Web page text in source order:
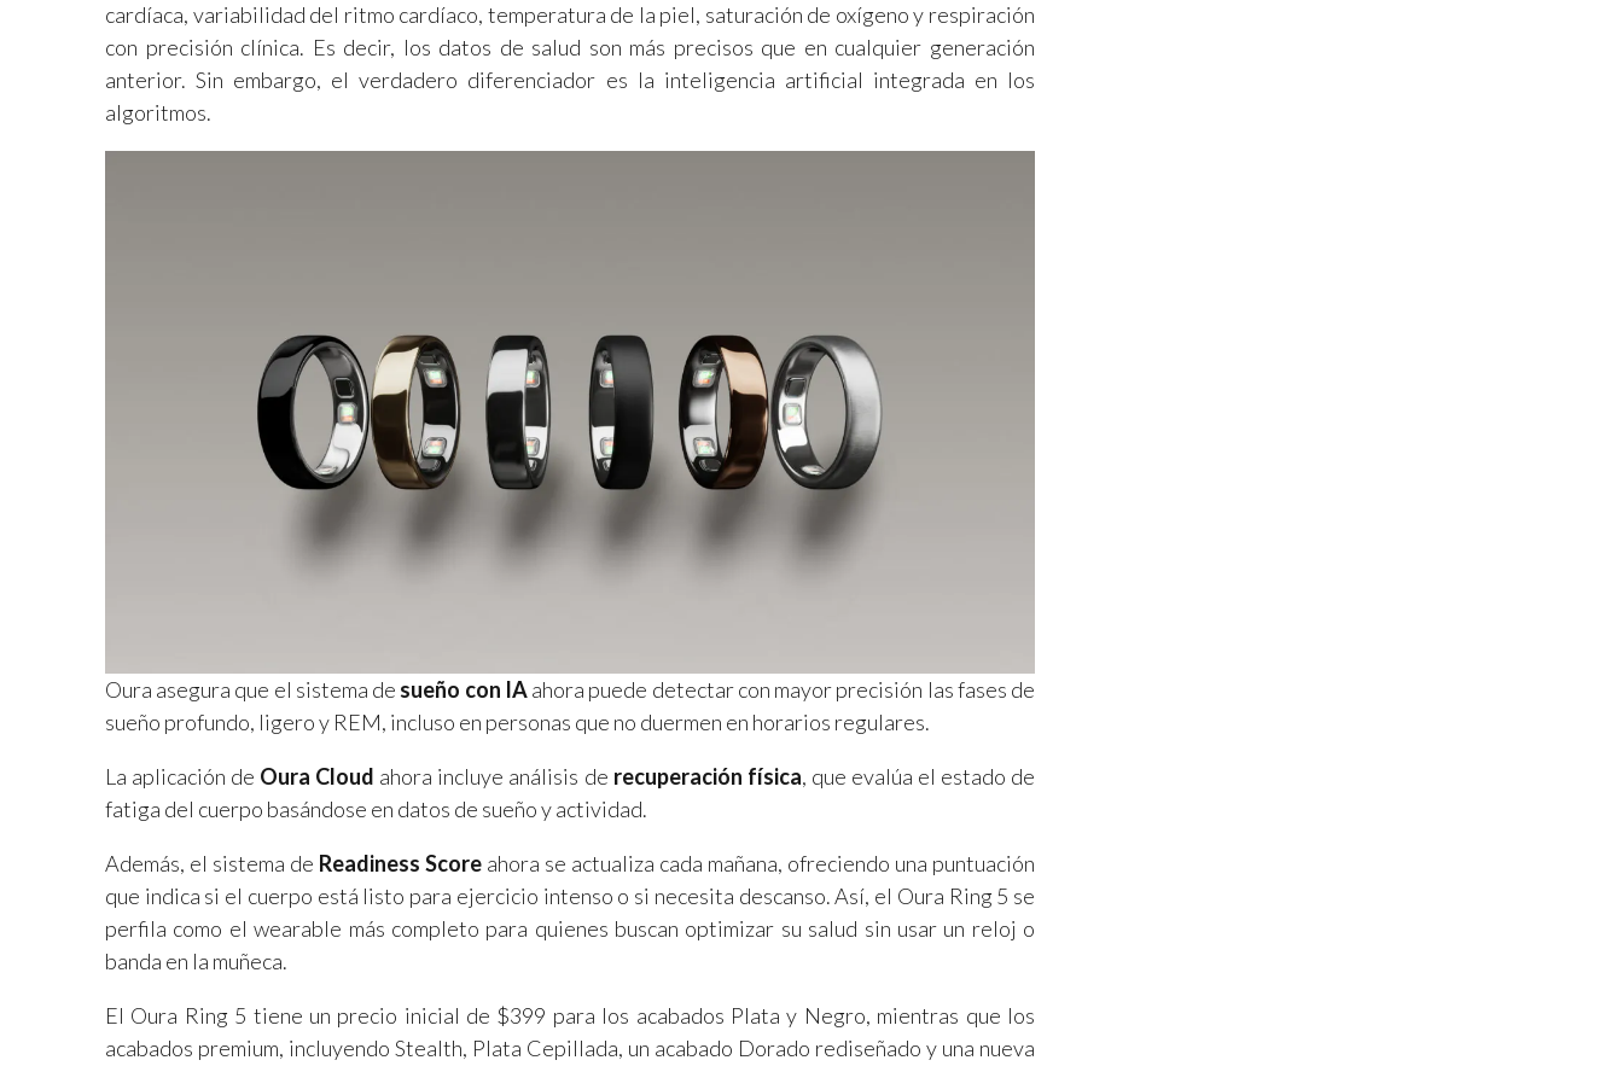
cardíaca, variabilidad del ritmo cardíaco, temperatura de la piel, saturación de oxígeno y respiración
con precisión clínica. Es decir, los datos de salud son más precisos que en cualquier generación
anterior. Sin embargo, el verdadero diferenciador es la inteligencia artificial integrada en los
algoritmos.
Oura asegura que el sistema de sueño con IAahora puede detectar con mayor precisión las fases de
sueño profundo, ligero y REM, incluso en personas que no duermen en horarios regulares.
La aplicación de Oura Cloud ahora incluye análisis de recuperación física, que evalúa el estado de
fatiga del cuerpo basándose en datos de sueño y actividad.
Además, el sistema de Readiness Score ahora se actualiza cada mañana, ofreciendo una puntuación
que indica si el cuerpo está listo para ejercicio intenso o si necesita descanso. Así, el Oura Ring 5 se
perfila como el wearable más completo para quienes buscan optimizar su salud sin usar un reloj o
banda en la muñeca.
El Oura Ring 5 tiene un precio inicial de $399 para los acabados Plata y Negro, mientras que los
acabados premium, incluyendo Stealth, Plata Cepillada, un acabado Dorado rediseñado y una nueva